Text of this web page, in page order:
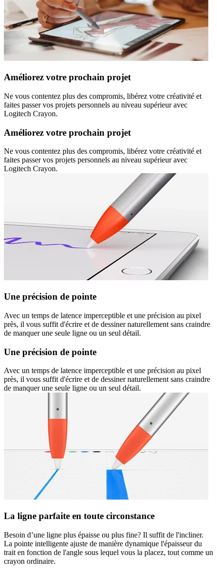
Améliorez votre prochain projet
Ne vous contentez plus des compromis, libérez votre créativité et
faites passer vos projets personnels au niveau supérieur avec
Logitech Crayon.
Améliorez votre prochain projet
Ne vous contentez plus des compromis, libérez votre créativité et
faites passer vos projets personnels au niveau supérieur avec
Logitech Crayon.
Une précision de pointe
Avec un temps de latence imperceptible et une précision au pixel
près, il vous suffit d'écrire et de dessiner naturellement sans craindre
de manquer une seule ligne ou un seul détail.
Une précision de pointe
Avec un temps de latence imperceptible et une précision au pixel
près, il vous suffit d'écrire et de dessiner naturellement sans craindre
de manquer une seule ligne ou un seul détail.
La ligne parfaite en toute circonstance
Besoin d’une ligne plus épaisse ou plus fine? Il suffit de l'incliner.
La pointe intelligente ajuste de manière dynamique l'épaisseur du
trait en fonction de l'angle sous lequel vous la placez, tout comme un
crayon ordinaire.